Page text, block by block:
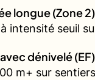
longue (Zone 2)
intensité seuil
dénivelé (EF)
m+ sur